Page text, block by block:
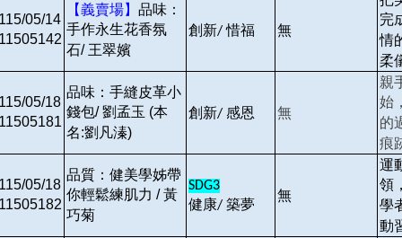
05/14
【義賣場】 品味：
手作永生花香氛
石/ 王翠嬪
創新/惜福 無
完
情
柔
05/18
品味：手縫皮革小
錢包/ 劉孟玉 (本
名:劉凡溱)
創新/ 感恩 無
親
始
的
痕
05/18
品質：健美學姊帶
你輕鬆練肌力 / 黃
巧菊
SDG3
健康/ 築夢
無
運
領
學
動